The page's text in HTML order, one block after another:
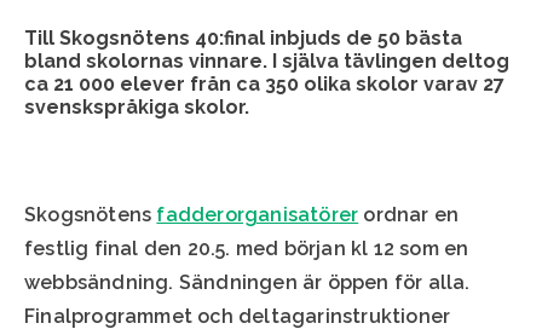
Till Skogsnötens 40:final inbjuds de 50 bästa
bland skolornas vinnare. I själva tävlingen deltog
ca 21 000 elever från ca 350 olika skolor varav 27
svenskspråkiga skolor.
Skogsnötens fadderorganisatörer ordnar en
festlig final den 20.5. med början kl 12 som en
webbsändning. Sändningen är öppen för alla.
Finalprogrammet och deltagarinstruktioner